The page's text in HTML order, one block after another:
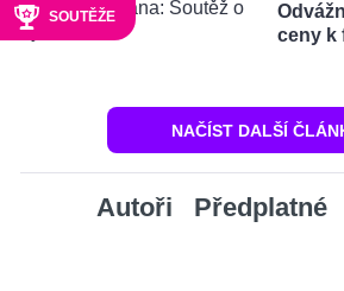
SOUTĚŽE
ceny k
NAČÍST DALŠÍ
Autoři Předplatné